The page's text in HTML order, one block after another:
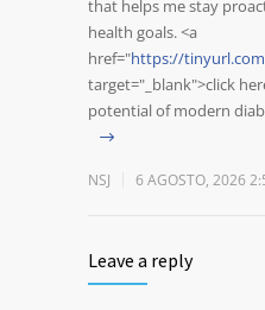
that helps me stay
health goals. <a
href="https://
target="_blank">click
potential of modern
NSJ 6 AGOSTO, 2026
Leave a reply